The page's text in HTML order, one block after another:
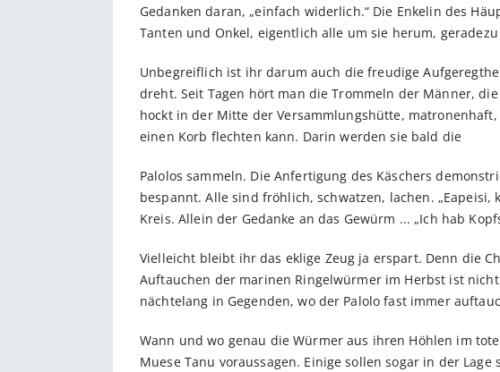
Gedanken daran, „einfach widerlich.“ Die Enkelin des
Tanten und Onkel, eigentlich alle um sie herum,
Unbegreiflich ist ihr darum auch die freudige
dreht. Seit Tagen hört man die Trommeln der Männer,
hockt in der Mitte der Versammlungshütte,
einen Korb flechten kann. Darin werden sie bald die
Palolos sammeln. Die Anfertigung des Käschers
bespannt. Alle sind fröhlich, schwatzen, lachen.
Kreis. Allein der Gedanke an das Gewürm ... „Ich hab
Vielleicht bleibt ihr das eklige Zeug ja erspart. Denn die
Auftauchen der marinen Ringelwürmer im Herbst ist
nächtelang in Gegenden, wo der Palolo fast immer
Wann und wo genau die Würmer aus ihren Höhlen im
Muese Tanu voraussagen. Einige sollen sogar in der